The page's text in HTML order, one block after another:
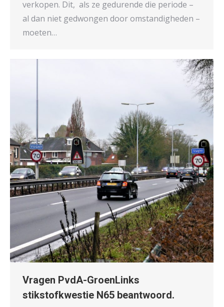
verkopen. Dit, als ze gedurende die periode –
al dan niet gedwongen door omstandigheden –
moeten…
Vragen PvdA-GroenLinks
stikstofkwestie N65 beantwoord.